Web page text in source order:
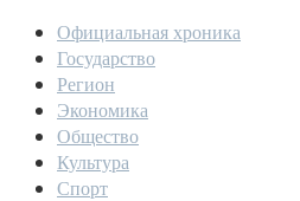
Официальная хроника
Государство
Регион
Экономика
Общество
Культура
Спорт